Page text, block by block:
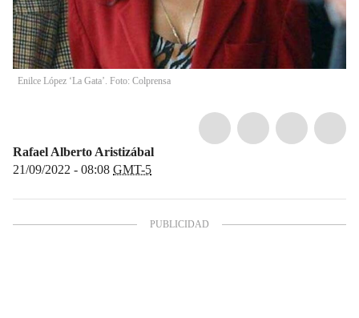
Enilce López ‘La Gata’. Foto: Colprensa
Rafael Alberto Aristizábal
21/09/2022 - 08:08 GMT-5